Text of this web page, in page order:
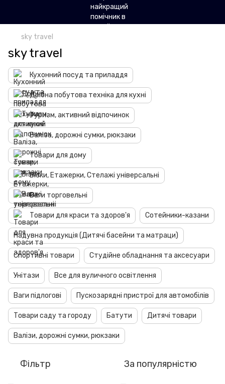
sky travel
sky travel
Кухонний посуд та приладдя
Дрібна побутова техніка для кухні
Туризм, активний відпочинок
Валіза, дорожні сумки, рюкзаки
Товари для дому
Візки, Етажерки, Стелажі універсальні
Ваги торговельні
Товари для краси та здоров'я Сотейники-казани
Надувна продукція (Дитячі басейни та матраци)
Спортивні товари Студійне обладнання та аксесуари
Унітази Все для вуличного освітлення
Ваги підлогові Пускозарядні пристрої для автомобілів
Товари саду та городу Батути Дитячі товари
Валізи, дорожні сумки, рюкзаки
Фільтр За популярністю